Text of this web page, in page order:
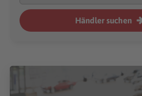
Händler suchen